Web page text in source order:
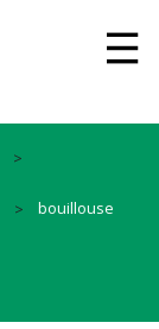
bouillouse